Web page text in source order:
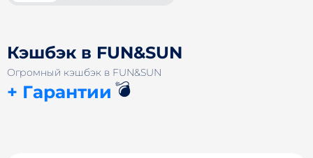
Кэшбэк в FUN&SUN
Огромный кэшбэк в FUN&SUN
+ Гарантии 💣